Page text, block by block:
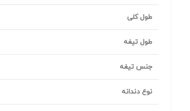
طول کلی
طول تیغه
جنس تیغه
نوع دندانه